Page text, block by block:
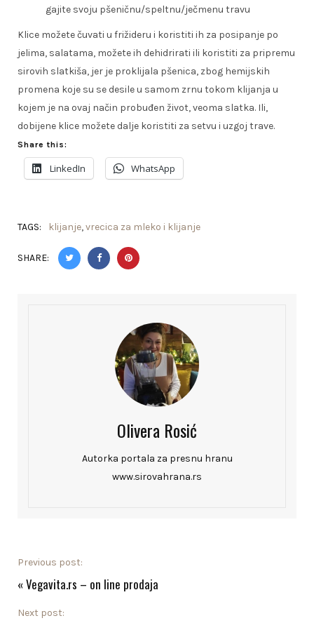
gajite svoju pšeničnu/speltnu/ječmenu travu
Klice možete čuvati u frižideru i koristiti ih za posipanje po
jelima, salatama, možete ih dehidrirati ili koristiti za pripremu
sirovih slatkiša, jer je proklijala pšenica, zbog hemijskih
promena koje su se desile u samom zrnu tokom klijanja u
kojem je na ovaj način probuđen život, veoma slatka. Ili,
dobijene klice možete dalje koristiti za setvu i uzgoj trave.
Share this:
LinkedIn WhatsApp
TAGS: klijanje,vrecica za mleko i klijanje
SHARE:
Olivera Rosić
Autorka portala za presnu hranu
www.sirovahrana.rs
Previous post:
« Vegavita.rs – on line prodaja
Next post: